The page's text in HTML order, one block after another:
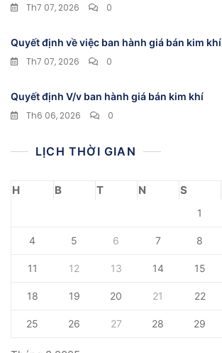
Th7 07, 2026
0
Quyết định về việc ban hành giá bán kim khí
Th7 07, 2026
0
Quyết định V/v ban hành giá bán kim khí
Th6 06, 2026
0
LỊCH THỜI GIAN
H B T N S
1
4 5 6 7 8
11 12 13 14 15
18 19 20 21 22
25 26 27 28 29